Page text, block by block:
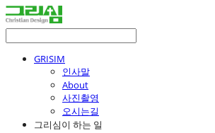
GRISIM
인사말
About
사진촬영
오시는길
그리심이 하는 일